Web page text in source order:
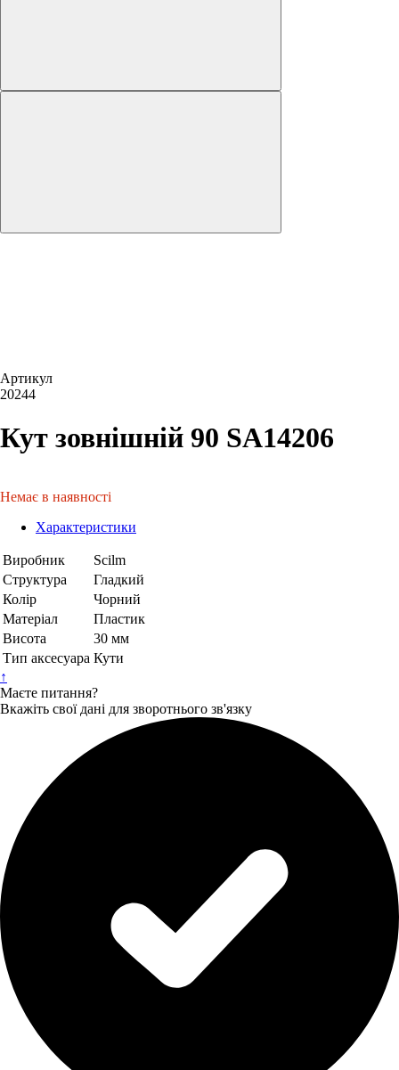
Артикул
20244
Кут зовнішній 90 SA14206
Немає в наявності
Характеристики
Виробник
Scilm
Структура
Гладкий
Колір
Чорний
Матеріал
Пластик
Висота
30 мм
Тип аксесуара Кути
↑
Маєте питання?
Вкажіть свої дані для зворотнього зв'язку